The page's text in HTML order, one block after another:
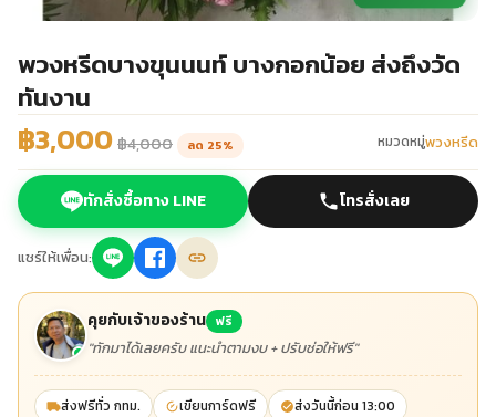
พวงหรีดบางขุนนนท์ บางกอกน้อย ส่งถึงวัด
ทันงาน
฿3,000฿4,000 ลด 25% หมวดหมู่พวงหรีด
ทักสั่งซื้อทาง LINE โทรสั่งเลย
แชร์ให้เพื่อน:
คุยกับเจ้าของร้าน ฟรี
"ทักมาได้เลยครับ แนะนำตามงบ + ปรับช่อให้ฟรี"
ส่งฟรีทั่ว กทม. เขียนการ์ดฟรี
ส่งวันนี้ก่อน 13:00